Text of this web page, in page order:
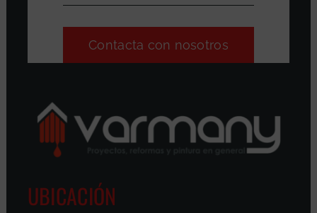
Contacta con nosotros
UBICACIÓN